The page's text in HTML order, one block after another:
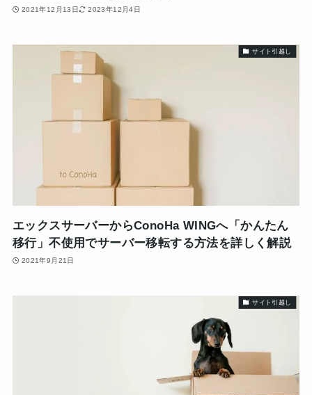
2021年12月13日 2023年12月4日
サイト引越し
エックスサーバーからConoHa WINGへ「かんたん
移行」不使用でサーバー移転する方法を詳しく解説
2021年9月21日
サイト引越し